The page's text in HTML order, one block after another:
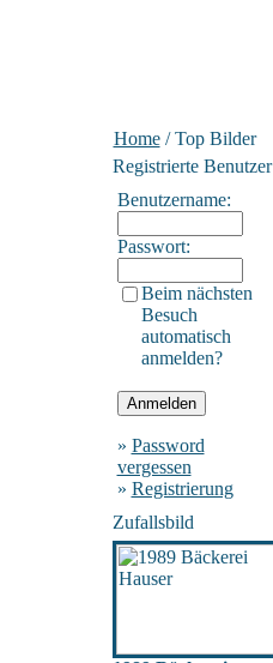
Home/ Top Bilder
Registrierte Benutzer
Benutzername:
Passwort:
Beim nächsten
Besuch
automatisch
anmelden?
» Password
vergessen
» Registrierung
Zufallsbild